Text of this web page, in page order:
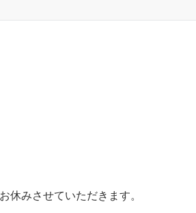
休みさせていただきます。